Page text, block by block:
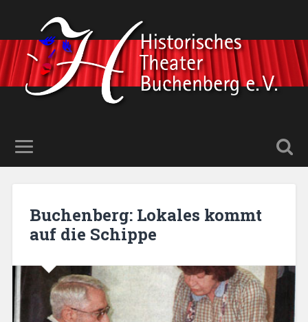
Buchenberg: Lokales kommt
auf die Schippe